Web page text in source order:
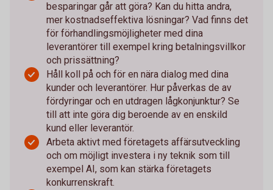
besparingar går att göra? Kan du hitta andra,
mer kostnadseffektiva lösningar? Vad finns det
för förhandlingsmöjligheter med dina
leverantörer till exempel kring betalningsvillkor
och prissättning?
Håll koll på och för en nära dialog med dina
kunder och leverantörer. Hur påverkas de av
fördyringar och en utdragen lågkonjunktur? Se
till att inte göra dig beroende av en enskild
kund eller leverantör.
Arbeta aktivt med företagets affärsutveckling
och om möjligt investera i ny teknik som till
exempel AI, som kan stärka företagets
konkurrenskraft.